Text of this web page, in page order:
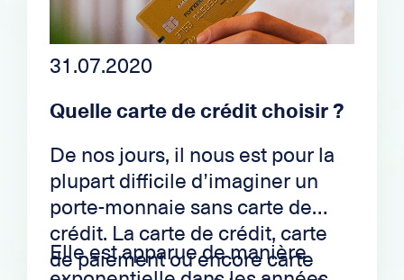
31.07.2020
Quelle carte de crédit choisir ?
De nos jours, il nous est pour la
plupart difficile d’imaginer un
porte-monnaie sans carte de
crédit. La carte de crédit, carte
de paiement ou encore carte
Elle est apparue de manière